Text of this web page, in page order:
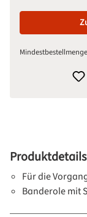
Produktdetails
Für die
Banderole mit